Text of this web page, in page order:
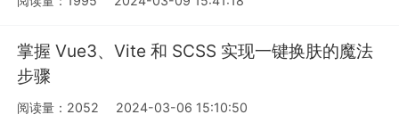
掌握 Vue3、Vite 和 SCSS 实现一键换肤的魔法
步骤
阅读量：2052 2024-03-06 15:10:50